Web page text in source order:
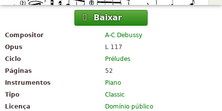
Baixar
Compositor
A-C Debussy
Opus
L 117
Ciclo
Préludes
Páginas
52
Instrumentos
Piano
Tipo
Classic
Licença
Domínio público